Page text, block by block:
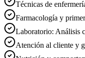
Técnicas de
Farmacología y
Laboratorio: Análisis
Atención al cliente y